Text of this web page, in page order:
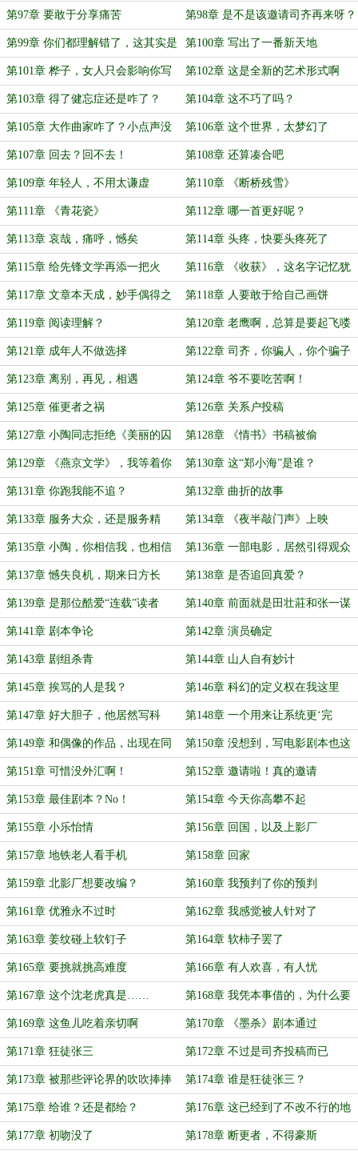
决了
第97章 要敢于分享痛苦 第98章 是不是该邀请司齐再来呀？
第99章 你们都理解错了，这其实是
科幻小说
第100章 写出了一番新天地
第101章 桦子，女人只会影响你写
作的速度
第102章 这是全新的艺术形式啊
第103章 得了健忘症还是咋了？ 第104章 这不巧了吗？
第105章 大作曲家咋了？小点声没
听见啊？
第106章 这个世界，太梦幻了
第107章 回去？回不去！ 第108章 还算凑合吧
第109章 年轻人，不用太谦虚 第110章 《断桥残雪》
第111章 《青花瓷》 第112章 哪一首更好呢？
第113章 哀哉，痛呼，憾矣 第114章 头疼，快要头疼死了
第115章 给先锋文学再添一把火 第116章 《收获》，这名字记忆犹
新呐
第117章 文章本天成，妙手偶得之 第118章 人要敢于给自己画饼
第119章 阅读理解？ 第120章 老鹰啊，总算是要起飞喽
（求月票）
第121章 成年人不做选择 第122章 司齐，你骗人，你个骗子
第123章 离别，再见，相遇 第124章 爷不要吃苦啊！
第125章 催更者之祸 第126章 关系户投稿
第127章 小陶同志拒绝《美丽的囚
徒》
第128章 《情书》书稿被偷
第129章 《燕京文学》，我等着你
的好消息！
第130章 这“郑小海”是谁？
第131章 你跑我能不追？ 第132章 曲折的故事
第133章 服务大众，还是服务精
英？
第134章 《夜半敲门声》上映
第135章 小陶，你相信我，也相信
你自己
第136章 一部电影，居然引得观众
疑神疑鬼，当街拍板砖？
第137章 憾失良机，期来日方长 第138章 是否追回真爱？
第139章 是那位酷爱“连载”读者 第140章 前面就是田壮莊和张一谋
第141章 剧本争论 第142章 演员确定
第143章 剧组杀青 第144章 山人自有妙计
第145章 挨骂的人是我？ 第146章 科幻的定义权在我这里
第147章 好大胆子，他居然写科
幻？
第148章 一个用来让系统更‘完
美’的工具
第149章 和偶像的作品，出现在同
一本杂志中
第150章 没想到，写电影剧本也这
么牛13！
第151章 可惜没外汇啊！ 第152章 邀请啦！真的邀请
啦！！！
第153章 最佳剧本？No！ 第154章 今天你高攀不起
第155章 小乐怡情 第156章 回国，以及上影厂
第157章 地铁老人看手机 第158章 回家
第159章 北影厂想要改编？ 第160章 我预判了你的预判
第161章 优雅永不过时 第162章 我感觉被人针对了
第163章 姜纹碰上软钉子 第164章 软柿子罢了
第165章 要挑就挑高难度 第166章 有人欢喜，有人忧
第167章 这个沈老虎真是…… 第168章 我凭本事借的，为什么要
还？
第169章 这鱼儿吃着亲切啊 第170章 《墨杀》剧本通过
第171章 狂徒张三 第172章 不过是司齐投稿而已
第173章 被那些评论界的吹吹捧捧
给耽搁了
第174章 谁是狂徒张三？
第175章 给谁？还是都给？ 第176章 这已经到了不改不行的地
步了
第177章 初吻没了 第178章 断更者，不得豪斯